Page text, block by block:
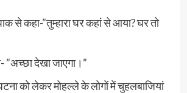
से कहा-”तुम्हारा घर कहां से आया? घर तो
”अच्छा देखा जाएगा।”
को लेकर मोहल्ले के लोगों में चुहलबाजियां